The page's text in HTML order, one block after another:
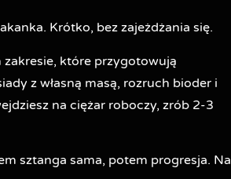
Krótko, bez zajeżdżania się.
zakresie, które przygotowują
z własną masą, rozruch bioder i
na ciężar roboczy, zrób 2-3
sztanga sama, potem progresja. Na